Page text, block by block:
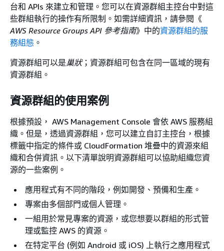
台和 APIs 來建立和管理。您可以在資源群組主控台中對這
些群組執行的操作有所限制。如需詳細資訊，請參閱《
AWS Resource Groups API 參考指南》中的資源群組的服
務組態 。
資源群組可以是巢狀；資源群組可包含在同一區域的現有
資源群組。
資源群組的使用案例
根據預設， AWS Management Console 會依 AWS 服務組
織。但是，透過資源群組，您可以建立自訂主控台，根據
標籤中指定的條件或 CloudFormation 堆疊中的資源來組
織和合併資訊。以下清單說明資源群組可以協助組織您資
源的一些案例。
應用程式有不同的階段，例如開發、預備和生產。
專案由多個部門或個人管理。
一組用於常見專案的資源，或您想要以群組的形式管
理或監控 AWS 的資源。
在特定平台 (例如 Android 或 iOS) 上執行之應用程式